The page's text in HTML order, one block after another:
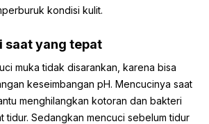
kondisi kulit.
saat yang tepat
muka tidak disarankan, karena bisa
keseimbangan pH. Mencucinya saat
menghilangkan kotoran dan bakteri
tidur. Sedangkan mencuci sebelum tidur